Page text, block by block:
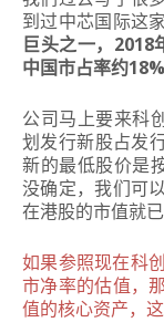
到过中芯国际这家
巨头之一，2018
中国市占率约
公司马上要来科
划发行新股占发
新的最低股价是
没确定，我们可
在港股的市值就
如果参照现在科
市净率的估值，那
值的核心资产，